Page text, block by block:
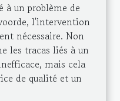
à un problème de
l'intervention
nécessaire. Non
les tracas liés à un
mais cela
de qualité et un